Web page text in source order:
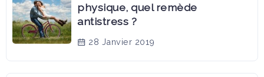
physique, quel remède
antistress ?
28 Janvier 2019